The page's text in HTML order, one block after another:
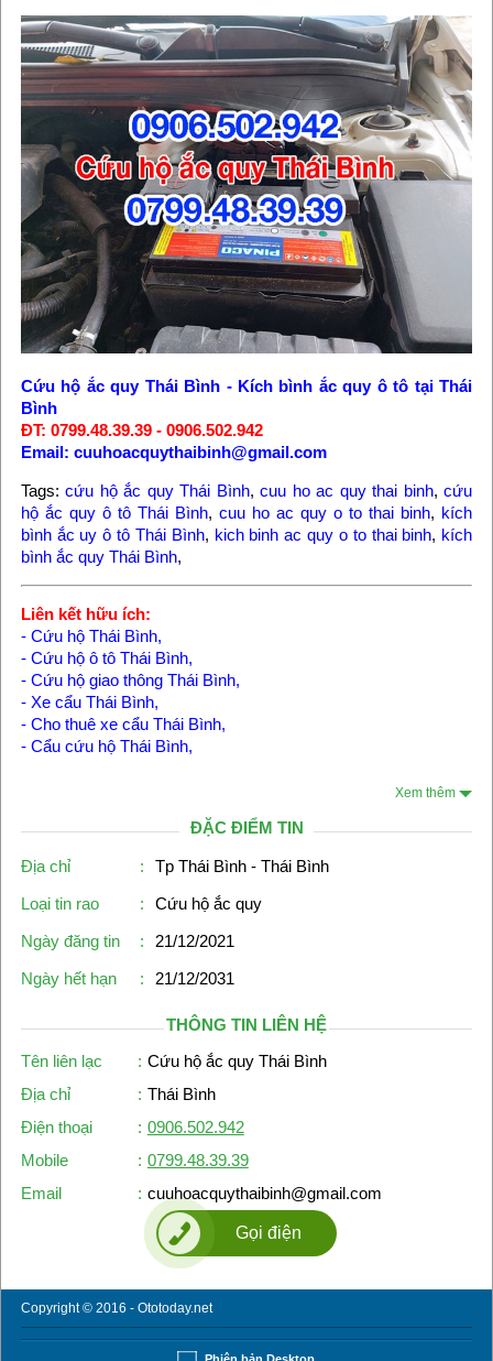
Cứu hộ ắc quy Thái Bình - Kích bình ắc quy ô tô tại Thái
Bình
ĐT: 0799.48.39.39 - 0906.502.942
Email: cuuhoacquythaibinh@gmail.com
Tags:cứu hộ ắc quy Thái Bình,cuu ho ac quy thai binh,cứu
hộ ắc quy ô tô Thái Bình, cuu ho ac quy o to thai binh, kích
bình ắc uy ô tô Thái Bình, kich binh ac quy o to thai binh, kích
bình ắc quy Thái Bình,
Liên kết hữu ích:
- Cứu hộ Thái Bình,
- Cứu hộ ô tô Thái Bình,
- Cứu hộ giao thông Thái Bình,
- Xe cẩu Thái Bình,
- Cho thuê xe cẩu Thái Bình,
- Cẩu cứu hộ Thái Bình,
Xem thêm
ĐẶC ĐIỂM TIN
Địa chỉ :
Tp Thái Bình - Thái Bình
Loại tin rao
:
Cứu hộ ắc quy
Ngày đăng tin
:
21/12/2021
Ngày hết hạn
: 21/12/2031
THÔNG TIN LIÊN HỆ
Tên liên lạc
: Cứu hộ ắc quy Thái Bình
Địa chỉ
: Thái Bình
Điện thoại
: 0906.502.942
Mobile
: 0799.48.39.39
Email
: cuuhoacquythaibinh@gmail.com
Gọi điện
Copyright © 2016 - Ototoday.net